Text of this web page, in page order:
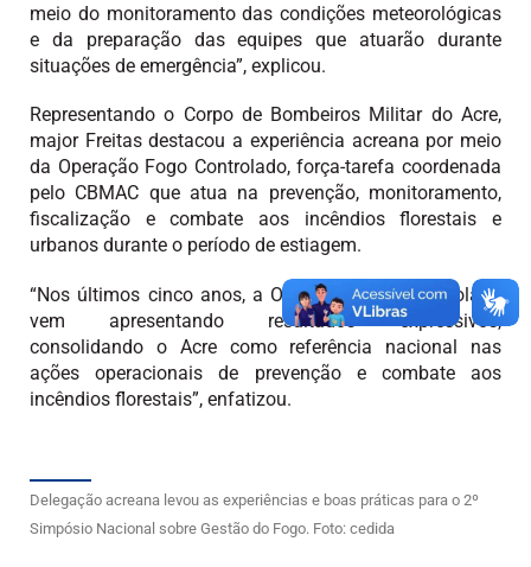
meio do monitoramento das condições meteorológicas
e da preparação das equipes que atuarão durante
situações de emergência”, explicou.
Representando o Corpo de Bombeiros Militar do Acre,
major Freitas destacou a experiência acreana por meio
da Operação Fogo Controlado, força-tarefa coordenada
pelo CBMAC que atua na prevenção, monitoramento,
fiscalização e combate aos incêndios florestais e
urbanos durante o período de estiagem.
“Nos últimos cinco anos, a Operação Fogo Controlado
vem apresentando resultados expressivos,
consolidando o Acre como referência nacional nas
ações operacionais de prevenção e combate aos
incêndios florestais”, enfatizou.
Delegação acreana levou as experiências e boas práticas para o 2º
Simpósio Nacional sobre Gestão do Fogo. Foto: cedida